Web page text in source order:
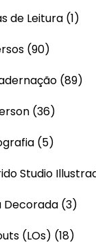
de Leitura (1)
(90)
(89)
(36)
(5)
Studio
Decorada (3)
(LOs) (18)